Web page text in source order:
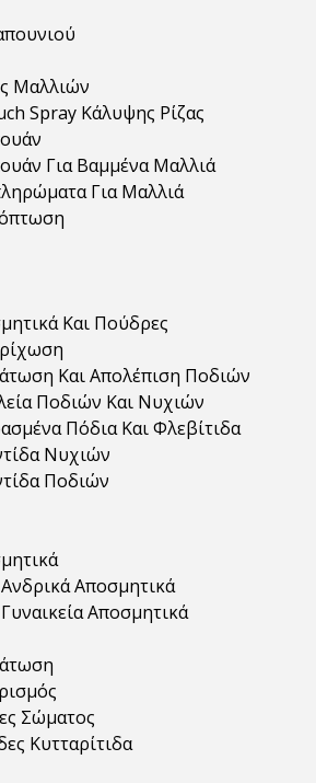
Μαλλιών
Spray Κάλυψης Ρίζας
Για Βαμμένα Μαλλιά
Για Μαλλιά
Και Πούδρες
Και Απολέπιση Ποδιών
Ποδιών Και Νυχιών
Πόδια Και Φλεβίτιδα
Νυχιών
Ποδιών
Ανδρικά Αποσμητικά
Γυναικεία Αποσμητικά
Σώματος
Κυτταρίτιδα